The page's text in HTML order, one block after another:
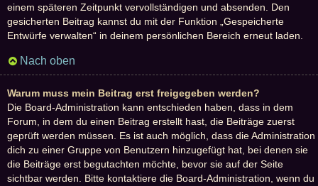
einem späteren Zeitpunkt vervollständigen und absenden. Den
gesicherten Beitrag kannst du mit der Funktion „Gespeicherte
Entwürfe verwalten“ in deinem persönlichen Bereich erneut laden.
Nach oben
Warum muss mein Beitrag erst freigegeben werden?
Die Board-Administration kann entschieden haben, dass in dem
Forum, in dem du einen Beitrag erstellt hast, die Beiträge zuerst
geprüft werden müssen. Es ist auch möglich, dass die Administration
dich zu einer Gruppe von Benutzern hinzugefügt hat, bei denen sie
die Beiträge erst begutachten möchte, bevor sie auf der Seite
sichtbar werden. Bitte kontaktiere die Board-Administration, wenn du